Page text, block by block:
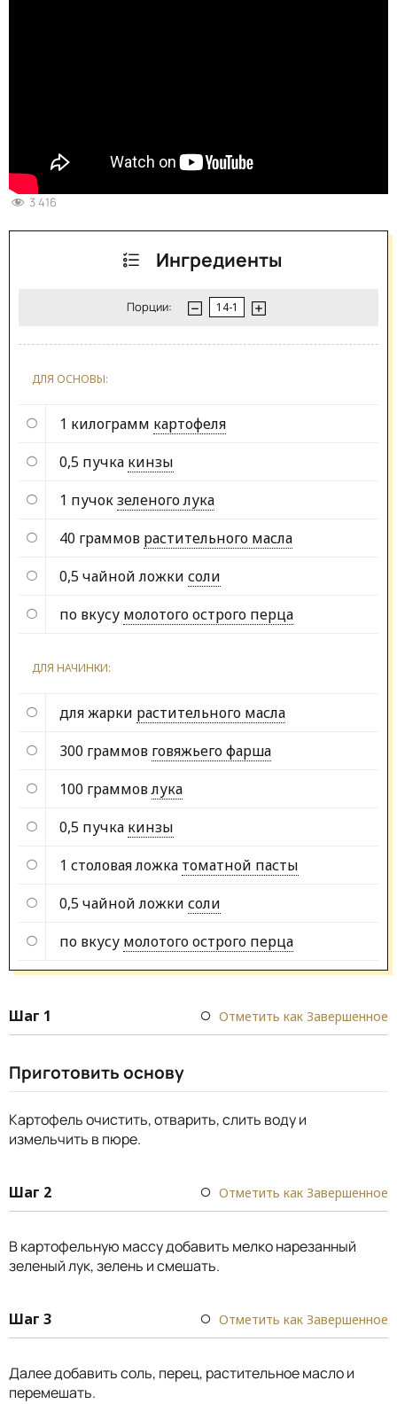
3 416
Ингредиенты
Порции:
ДЛЯ ОСНОВЫ:
1 килограмм картофеля
0,5 пучка кинзы
1 пучокзеленого лука
40 граммов растительного масла
0,5 чайной ложки соли
по вкусу молотого острого перца
ДЛЯ НАЧИНКИ:
для жарки растительного масла
300 граммов говяжьего фарша
100 граммовлука
0,5 пучка кинзы
1 столовая ложка томатной пасты
0,5 чайной ложки соли
по вкусу молотого острого перца
Шаг 1 Отметить как Завершенное
Приготовить основу
Картофель очистить, отварить, слить воду и
измельчить в пюре.
Шаг 2 Отметить как Завершенное
В картофельную массу добавить мелко нарезанный
зеленый лук, зелень и смешать.
Шаг 3 Отметить как Завершенное
Далее добавить соль, перец, растительное масло и
перемешать.